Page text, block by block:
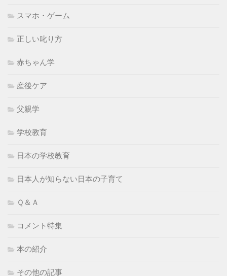
スマホ・ゲーム
正しい叱り方
赤ちゃん学
産後ケア
父親学
学校教育
日本の学校教育
日本人が知らない日本の子育て
Ｑ＆Ａ
コメント特集
本の紹介
その他の記事